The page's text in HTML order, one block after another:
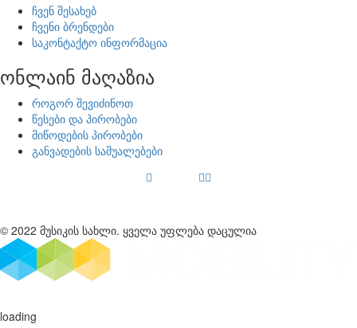
ჩვენ შესახებ
ჩვენი ბრენდები
საკონტაქტო ინფორმაცია
ონლაინ მაღაზია
როგორ შევიძინოთ
წესები და პირობები
მიწოდების პირობები
განვადების საშუალებები
© 2022 მუსიკის სახლი. ყველა უფლება დაცულია
loading